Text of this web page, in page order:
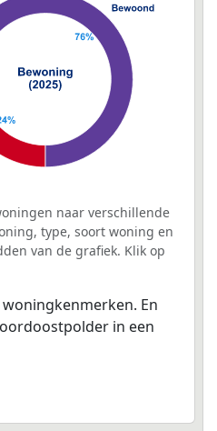
naar verschillende
type, soort woning en
van de grafiek. Klik op
En
in een